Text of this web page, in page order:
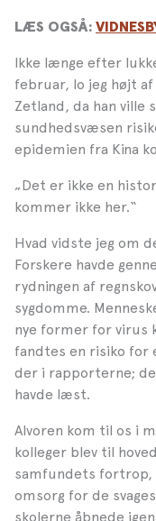
LÆS OGSÅ:
Ikke længe efter
februar, lo jeg højt
Zetland, da han ville
sundhedsvæsen
epidemien fra Kina
„Det er ikke en
kommer ikke her.“
Hvad vidste jeg om
Forskere havde
rydningen af
sygdomme.
nye former for virus
fandtes en risiko for
der i rapporterne;
havde læst.
Alvoren kom til os i
kolleger blev til
samfundets fortrop,
omsorg for de
skolerne åbnede